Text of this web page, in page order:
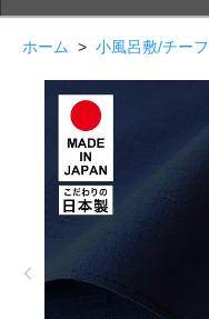
ホーム > 小風呂敷/チー